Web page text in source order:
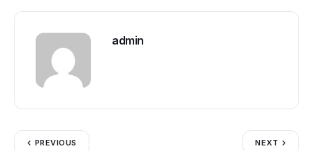
admin
PREVIOUS NEXT